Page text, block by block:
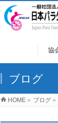
協
ブログ
HOME » ブログ »